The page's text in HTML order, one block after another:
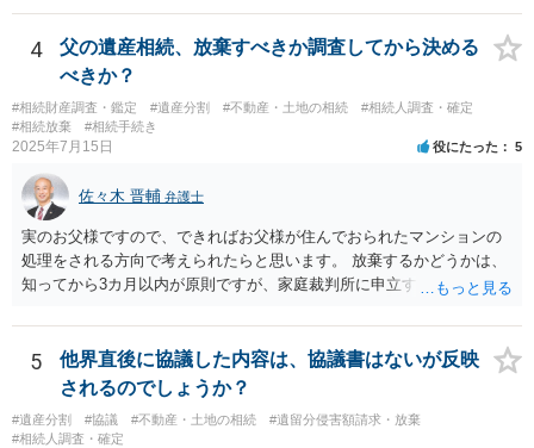
4
父の遺産相続、放棄すべきか調査してから決める
べきか？
#相続財産調査・鑑定 #遺産分割 #不動産・土地の相続
#相続人調査・確定
#相続放棄
#相続手続き
2025年7月15日 役にたった 5
佐々木 晋輔 弁護士
実のお父様ですので、できればお父様が住んでおられたマンションの
処理をされる方向で考えられたらと思います。 放棄するかどうかは、
知ってから3カ月以内が原則ですが、家庭裁判所に申立すれば3カ月の
放棄するかどうか決めることができます。 銀行やサラ金が数年も放置
することはありませんので、数年後に借金が発見される可能性はほぼ
ありません。 なお、私が扱った相続放棄を検討していた案件で、期間
伸長して調査したところ、サラ金に対する過払金など相当な財産が見
つかったため相続したという事例がありました。
5
他界直後に協議した内容は、協議書はないが反映
されるのでしょうか？
#遺産分割 #協議 #不動産・土地の相続
#遺留分侵害額請求・放棄
#相続人調査・確定